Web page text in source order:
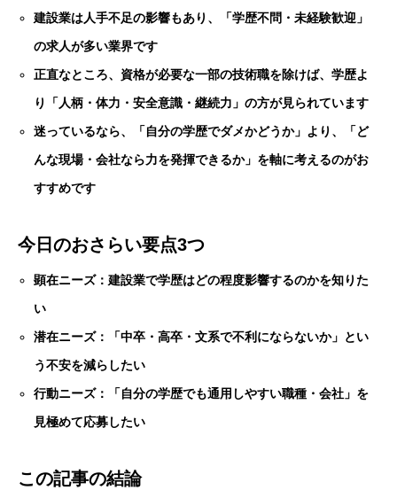
建設業は人手不足の影響もあり、「学歴不問・未経験歓迎」
の求人が多い業界です
正直なところ、資格が必要な一部の技術職を除けば、学歴よ
り「人柄・体力・安全意識・継続力」の方が見られています
迷っているなら、「自分の学歴でダメかどうか」より、「ど
んな現場・会社なら力を発揮できるか」を軸に考えるのがお
すすめです
今日のおさらい要点3つ
顕在ニーズ：建設業で学歴はどの程度影響するのかを知りた
い
潜在ニーズ：「中卒・高卒・文系で不利にならないか」とい
う不安を減らしたい
行動ニーズ：「自分の学歴でも通用しやすい職種・会社」を
見極めて応募したい
この記事の結論